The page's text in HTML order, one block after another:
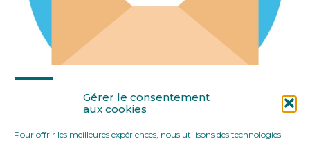
Gérer le consentement
aux cookies
Pour offrir les meilleures expériences, nous utilisons des technologies